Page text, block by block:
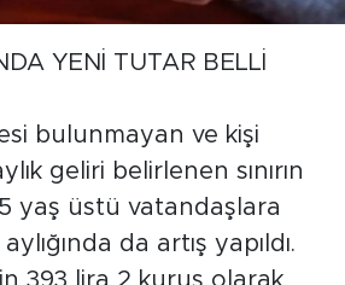
YENİ TUTAR BELLİ
bulunmayan ve kişi
geliri belirlenen sınırın
yaş üstü vatandaşlara
da artış yapıldı.
393 lira 2 kuruş olarak